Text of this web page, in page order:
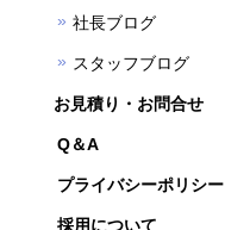
社長ブログ
スタッフブログ
お見積り・お問合せ
Q＆A
プライバシーポリシー
採用について